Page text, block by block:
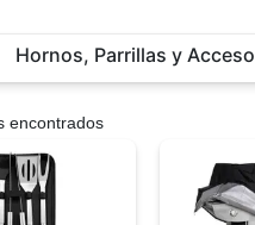
Hornos, Parrillas y
encontrados